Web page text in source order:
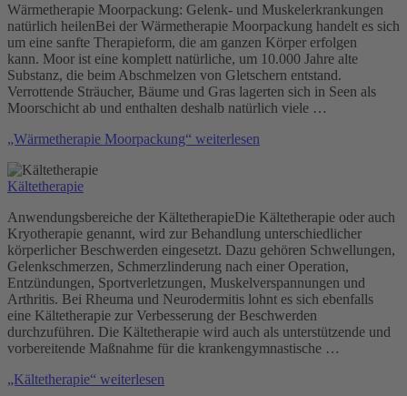
Wärmetherapie Moorpackung: Gelenk- und Muskelerkrankungen
natürlich heilenBei der Wärmetherapie Moorpackung handelt es sich
um eine sanfte Therapieform, die am ganzen Körper erfolgen
kann. Moor ist eine komplett natürliche, um 10.000 Jahre alte
Substanz, die beim Abschmelzen von Gletschern entstand.
Verrottende Sträucher, Bäume und Gras lagerten sich in Seen als
Moorschicht ab und enthalten deshalb natürlich viele …
„Wärmetherapie Moorpackung“ weiterlesen
Kältetherapie
Anwendungsbereiche der KältetherapieDie Kältetherapie oder auch
Kryotherapie genannt, wird zur Behandlung unterschiedlicher
körperlicher Beschwerden eingesetzt. Dazu gehören Schwellungen,
Gelenkschmerzen, Schmerzlinderung nach einer Operation,
Entzündungen, Sportverletzungen, Muskelverspannungen und
Arthritis. Bei Rheuma und Neurodermitis lohnt es sich ebenfalls
eine Kältetherapie zur Verbesserung der Beschwerden
durchzuführen. Die Kältetherapie wird auch als unterstützende und
vorbereitende Maßnahme für die krankengymnastische …
„Kältetherapie“ weiterlesen